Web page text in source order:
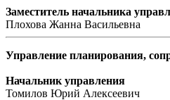
Заместитель начальника
Плохова Жанна Васильевна
Управление планирования,
Начальник управления
Томилов Юрий Алексеевич